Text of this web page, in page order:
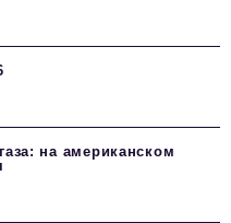
на американском